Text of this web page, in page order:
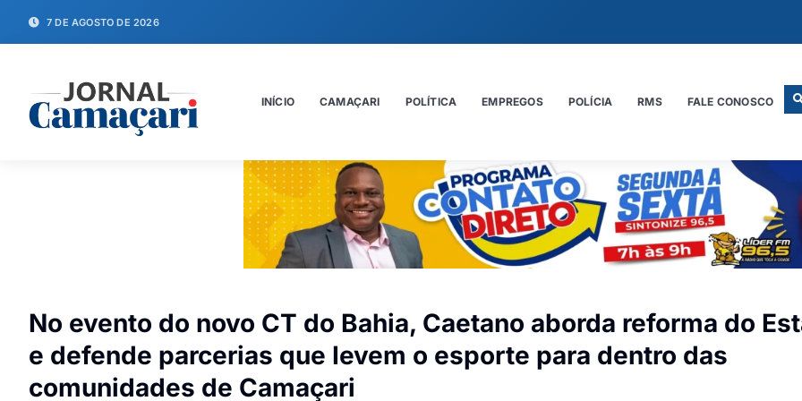
7 DE AGOSTO DE 2026
INÍCIO CAMAÇARI POLÍTICA EMPREGOS POLÍCIA RMS FALE CONOSCO
No evento do novo CT do Bahia, Caetano aborda reforma do
e defende parcerias que Ievem o esporte para dentro das
comunidades de Camaçari